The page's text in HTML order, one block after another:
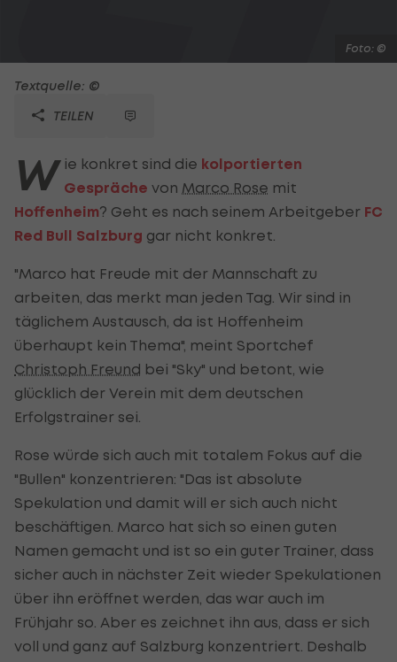
Foto: ©
Textquelle: ©
TEILEN
W ie konkret sind die kolportierten
Gespräche von Marco Rose mit
Hoffenheim? Geht es nach seinem Arbeitgeber FC
Red Bull Salzburg gar nicht konkret.
"Marco hat Freude mit der Mannschaft zu
arbeiten, das merkt man jeden Tag. Wir sind in
täglichem Austausch, da ist Hoffenheim
überhaupt kein Thema", meint Sportchef
Christoph Freund bei "Sky" und betont, wie
glücklich der Verein mit dem deutschen
Erfolgstrainer sei.
Rose würde sich auch mit totalem Fokus auf die
"Bullen" konzentrieren: "Das ist absolute
Spekulation und damit will er sich auch nicht
beschäftigen. Marco hat sich so einen guten
Namen gemacht und ist so ein guter Trainer, dass
sicher auch in nächster Zeit wieder Spekulationen
über ihn eröffnet werden, das war auch im
Frühjahr so. Aber es zeichnet ihn aus, dass er sich
voll und ganz auf Salzburg konzentriert. Deshalb